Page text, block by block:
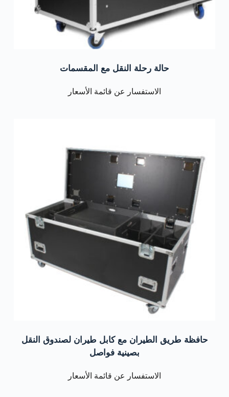
حالة رحلة النقل مع المقسمات
الاستفسار عن قائمة الأسعار
حافظة طريق الطيران مع كابل طيران لصندوق النقل
بصينية فواصل
الاستفسار عن قائمة الأسعار